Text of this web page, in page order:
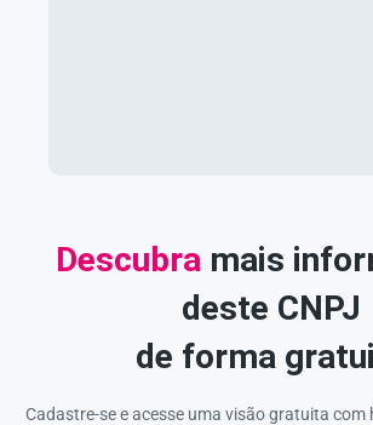
Descubramais
deste CNPJ
de forma
Cadastre-se e acesse uma visão gratuita com